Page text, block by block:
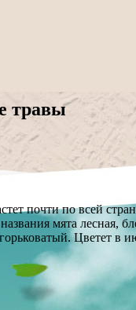
травы
почти по всей
мята
Цветет в